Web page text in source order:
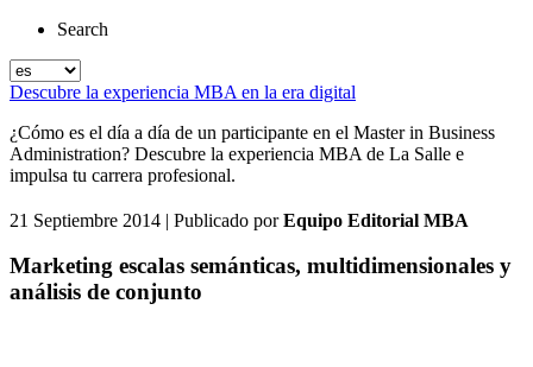
Search
Descubre la experiencia MBA en la era digital
¿Cómo es el día a día de un participante en el Master in Business
Administration? Descubre la experiencia MBA de La Salle e
impulsa tu carrera profesional.
21 Septiembre 2014 | Publicado porEquipo Editorial MBA
Marketing escalas semánticas, multidimensionales y
análisis de conjunto